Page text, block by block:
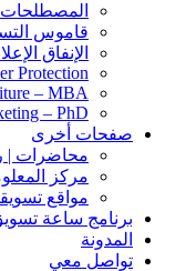
المصطلحات
قاموس
الإنفاق
Protection
– MBA
– PhD
صفحات أخرى
محاضرات |
مركز
مواقع
برنامج ساعة
المدونة
تواصل معي